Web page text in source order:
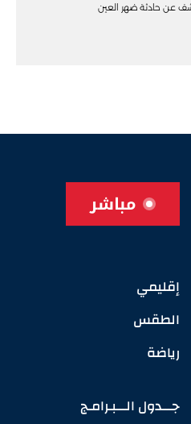
عن حادثة ضهر العين
مباشر
إقليمي
الطقس
رياضة
جـــدول الـــبـرامـج